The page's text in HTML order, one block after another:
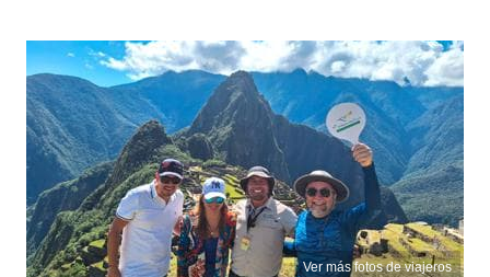
Ver más fotos de viajeros